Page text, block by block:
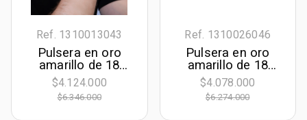
Ref. 1310013043
Pulsera en oro
amarillo de 18
Kilates, 19 cm. de
largo, 4 mm. de
ancho
$4.124.000
$6.346.000
Ref. 1310026046
Pulsera en oro
amarillo de 18
Kilates, 19 cm. de
largo, 4 mm. de
ancho
$4.078.000
$6.274.000